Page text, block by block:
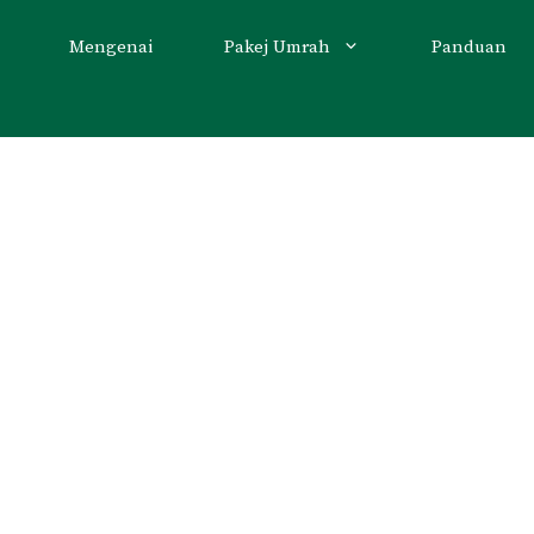
Mengenai Pakej Umrah Panduan